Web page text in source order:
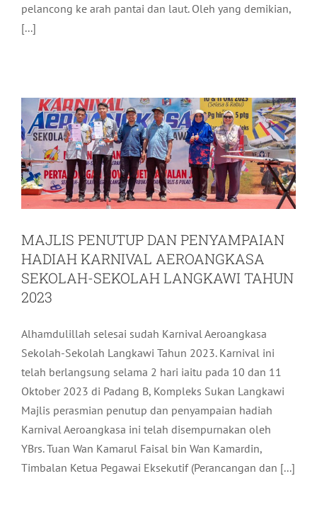
pelancong ke arah pantai dan laut. Oleh yang demikian,
[...]
MAJLIS PENUTUP DAN
Komuniti Terkini
MAJLIS PENUTUP DAN PENYAMPAIAN
HADIAH KARNIVAL AEROANGKASA
SEKOLAH-SEKOLAH LANGKAWI TAHUN
2023
Alhamdulillah selesai sudah Karnival Aeroangkasa
Sekolah-Sekolah Langkawi Tahun 2023. Karnival ini
telah berlangsung selama 2 hari iaitu pada 10 dan 11
Oktober 2023 di Padang B, Kompleks Sukan Langkawi
Majlis perasmian penutup dan penyampaian hadiah
Karnival Aeroangkasa ini telah disempurnakan oleh
YBrs. Tuan Wan Kamarul Faisal bin Wan Kamardin,
Timbalan Ketua Pegawai Eksekutif (Perancangan dan [...]
MATTA FAIR PENANG 30 SEPTEMBER